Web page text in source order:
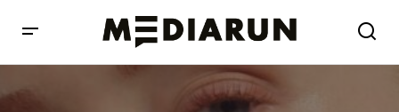
ASICS wchodzi do beauty bez jednego kosmetyku. „Get
The Glow” to kampania, której branża nie widziała